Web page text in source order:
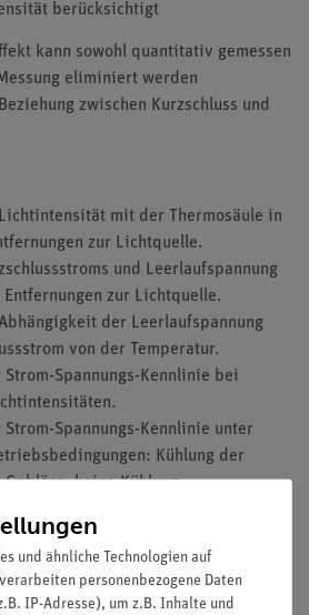
berücksichtigt
kann sowohl quantitativ gemessen
eliminiert werden
zwischen Kurzschluss und
mit der Thermosäule in
zur Lichtquelle.
und Leerlaufspannung
zur Lichtquelle.
der Leerlaufspannung
von der Temperatur.
Spannungs-Kennlinie bei
Spannungs-Kennlinie unter
Kühlung der
keine Kühlung,
bei Beleuchtung der
und ähnliche Technologien auf
personenbezogene Daten
IP-Adresse), um z.B. Inhalte und